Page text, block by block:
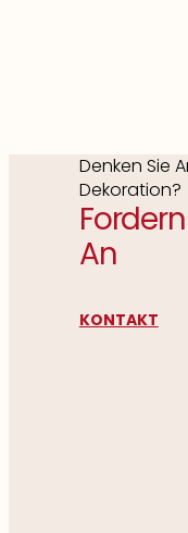
Denken Sie
Dekoration?
An
KONTAKT